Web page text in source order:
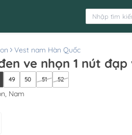
Vest nam Hàn Quốc
ve nhọn 1 nút đạp
49 50 51 52
Nam